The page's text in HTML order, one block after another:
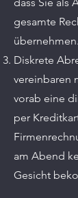
gesamte
übernehmen.
Diskrete
vereinbaren
vorab eine
per
am Abend
Gesicht